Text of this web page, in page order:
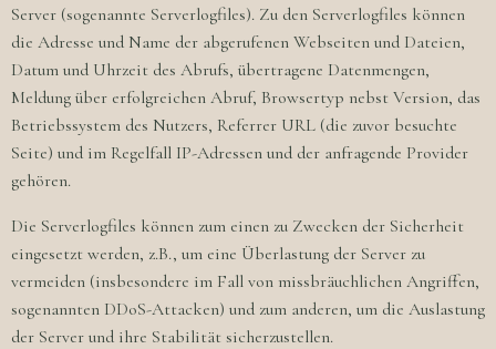
Server (sogenannte Serverlogfiles). Zu den Serverlogfiles können
die Adresse und Name der abgerufenen Webseiten und Dateien,
Datum und Uhrzeit des Abrufs, übertragene Datenmengen,
Meldung über erfolgreichen Abruf, Browsertyp nebst Version, das
Betriebssystem des Nutzers, Referrer URL (die zuvor besuchte
Seite) und im Regelfall IP-Adressen und der anfragende Provider
gehören.
Die Serverlogfiles können zum einen zu Zwecken der Sicherheit
eingesetzt werden, z.B., um eine Überlastung der Server zu
vermeiden (insbesondere im Fall von missbräuchlichen Angriffen,
sogenannten DDoS-Attacken) und zum anderen, um die Auslastung
der Server und ihre Stabilität sicherzustellen.